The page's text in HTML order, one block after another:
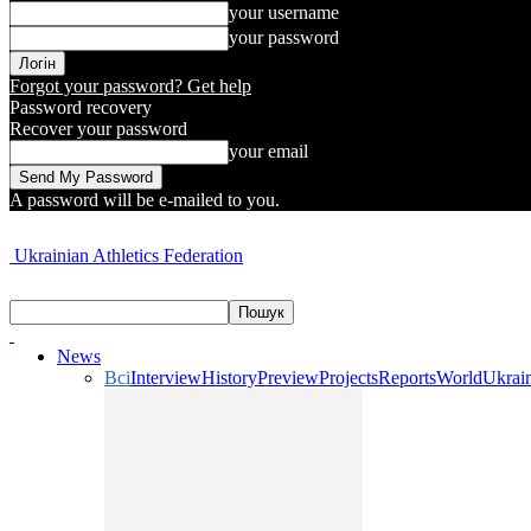
your username
your password
Forgot your password? Get help
Password recovery
Recover your password
your email
A password will be e-mailed to you.
Ukrainian Athletics Federation
News
ВсіInterviewHistoryPreviewProjectsReportsWorld